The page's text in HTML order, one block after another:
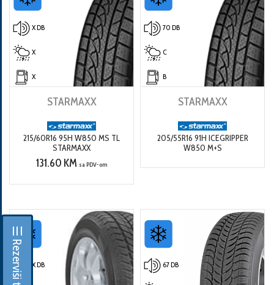
X DB
X
X
STARMAXX
215/60R16 95H W850 MS TL
STARMAXX
131.60 KM sa PDV-om
70 DB
C
B
STARMAXX
205/55R16 91H ICEGRIPPER
W850 M+S
X DB 67 DB